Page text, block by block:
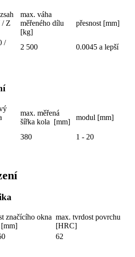
/ Z
max. váha
měřeného dílu
[kg]
přesnost [mm]
/
2 500 0.0045 a lepší
max. měřená
šířka kola [mm]
modul [mm]
380 1 - 20
značícího okna max. tvrdost povrchu
[HRC]
62